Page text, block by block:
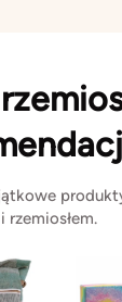
rzemiosłem.